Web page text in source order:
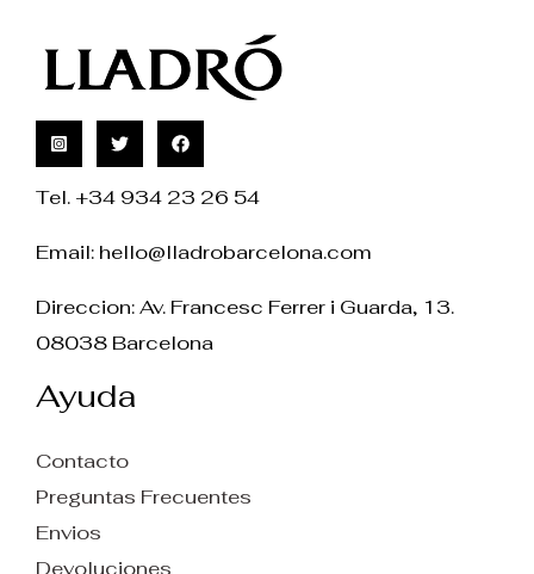
Tel. +34 934 23 26 54
Email: hello@lladrobarcelona.com
Direccion: Av. Francesc Ferrer i Guarda, 13.
08038 Barcelona
Ayuda
Contacto
Preguntas Frecuentes
Envios
Devoluciones